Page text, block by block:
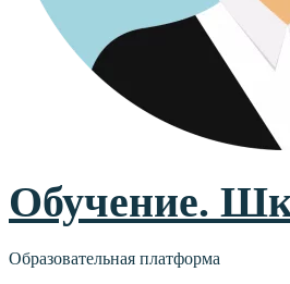
Обучение.
Образовательная платформа